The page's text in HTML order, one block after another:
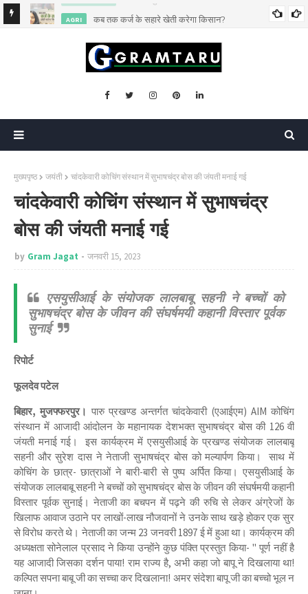
AGRI कब तक कर्ज के सहारे खेती करेगा किसान?
मुख्यपृष्ठ जयंती चांदकेवारी कोचिंग संस्थान में सुभाषचंद्र बोस की जंयती मनाई गई
चांदकेवारी कोचिंग संस्थान में सुभाषचंद्र
बोस की जंयती मनाई गई
by Gram Jagat जनवरी 15, 2023
एसयुसीआई के संयोजक लालबाबू सहनी ने बच्चों को
सुभाषचंद्र बोस के जीवन की संघर्षमयी कहानी विस्तार पूर्वक
सुनाई
रिपोर्ट
फूलदेव पटेल
बिहार, मुजफ्फरपुर। पारु प्रखण्ड अन्तर्गत चांदकेवारी (एआईएम) AIM कोचिंग
संस्थान में आजादी आंदोलन के महानायक देशभक्त सुभाषचंद्र बोस की 126 वीं
जंयती मनाई गई। इस कार्यक्रम में एसयुसीआई के प्रखण्ड संयोजक लालबाबू
सहनी और सुरेश दास ने नेताजी सुभाषचंद्र बोस को मल्यार्पण किया। साथ में
कोचिंग के छात्र- छात्राओं ने बारी-बारी से पुष्प अर्पित किया। एसयुसीआई के
संयोजक लालबाबू सहनी ने बच्चों को सुभाषचंद्र बोस के जीवन की संघर्षमयी कहानी
विस्तार पूर्वक सुनाई। नेताजी का बचपन में पढ़ने की रुचि से लेकर अंग्रेजों के
खिलाफ आवाज उठाने पर लाखों-लाख नौजवानों ने उनके साथ खड़े होकर एक सुर
से विरोध करते थे। नेताजी का जन्म 23 जनवरी 1897 ई में हुआ था। कार्यक्रम की
अध्यक्षता सोनेलाल प्रसाद ने किया उन्होंने कुछ पंक्ति प्रस्तुत किया- " पूर्ण नहीं है
यह आजादी जिसका दर्शन पाया! राम राज्य है, अभी कहा जो बापू ने दिखलाया था!
कल्पित सपना बाबू जी का सच्चा कर दिखलाना! अमर संदेशा बापू जी का बच्चो भूल न